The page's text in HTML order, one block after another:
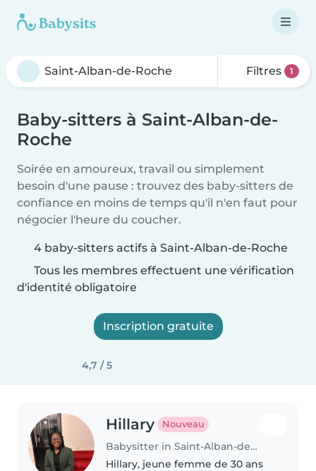
Filtres 1
Baby-sitters à Saint-Alban-de-
Roche
Soirée en amoureux, travail ou simplement
besoin d'une pause : trouvez des baby-sitters de
confiance en moins de temps qu'il n'en faut pour
négocier l'heure du coucher.
4 baby-sitters actifs à Saint-Alban-de-Roche
Tous les membres effectuent une vérification
d'identité obligatoire
Inscription gratuite
4,7 / 5
Hillary Nouveau
Babysitter in Saint-Alban-de-Roche
Hillary, jeune femme de 30 ans